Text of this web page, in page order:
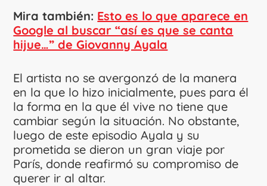
Mira también: Esto es lo que aparece en
Google al buscar “así es que se canta
hijue…” de Giovanny Ayala
El artista no se avergonzó de la manera
en la que lo hizo inicialmente, pues para él
la forma en la que él vive no tiene que
cambiar según la situación. No obstante,
luego de este episodio Ayala y su
prometida se dieron un gran viaje por
París, donde reafirmó su compromiso de
querer ir al altar.